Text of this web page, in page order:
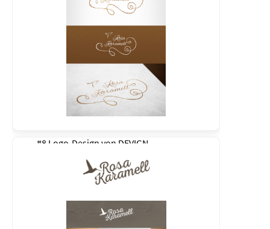
#8 Logo-Design von DEVIGN